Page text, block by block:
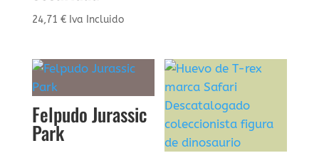
24,71 € Iva Incluido
Felpudo Jurassic
Park